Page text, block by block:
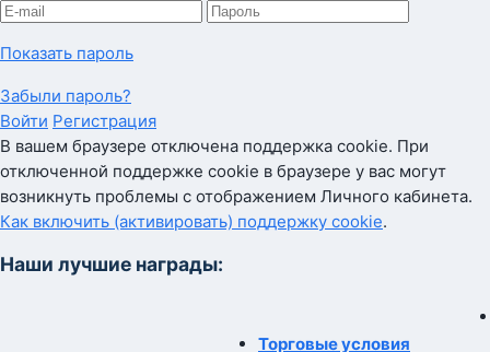
Показать пароль
Забыли пароль?
Войти Регистрация
В вашем браузере отключена поддержка cookie. При
отключенной поддержке cookie в браузере у вас могут
возникнуть проблемы с отображением Личного кабинета.
Как включить (активировать) поддержку cookie.
Наши лучшие награды:
Торговые условия